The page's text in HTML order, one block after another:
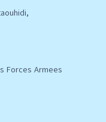
Forces Armees